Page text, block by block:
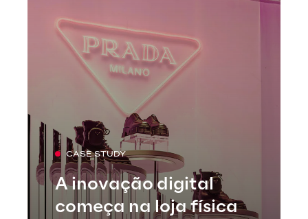
CASE STUDY
A inovação digital
começa na loja física